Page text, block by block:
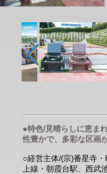
●特色/見晴らしに恵ま
性豊かで、多彩な区画
○経営主体/(宗)番星寺
上線・朝霞台駅、西武